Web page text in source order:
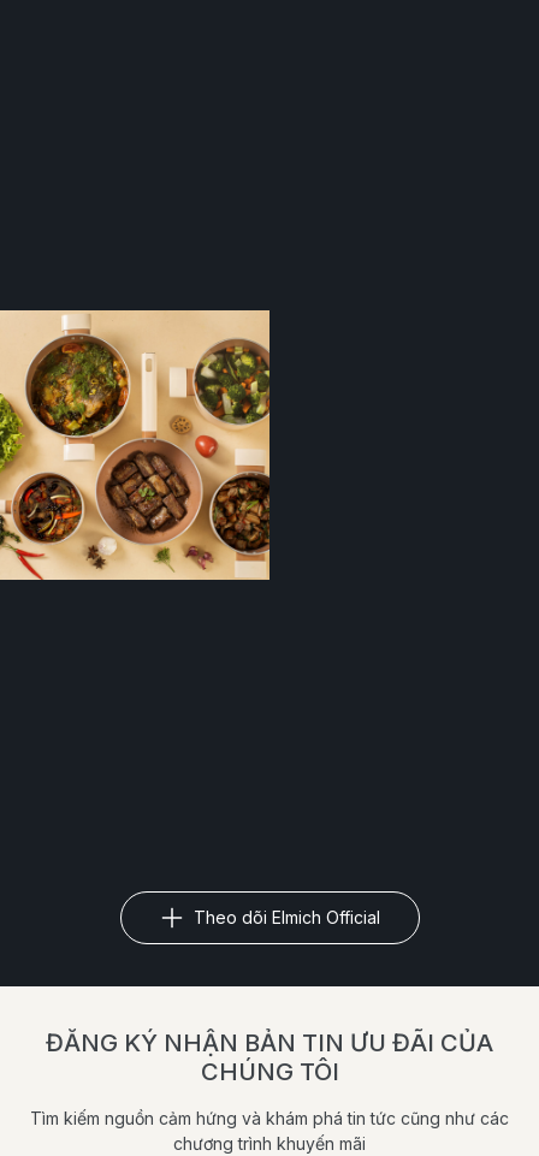
Theo dõi Elmich Official
ĐĂNG KÝ NHẬN BẢN TIN ƯU ĐÃI CỦA
CHÚNG TÔI
Tìm kiếm nguồn cảm hứng và khám phá tin tức cũng như các
chương trình khuyến mãi